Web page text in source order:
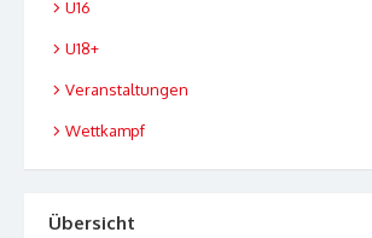
U16
U18+
Veranstaltungen
Wettkampf
Übersicht